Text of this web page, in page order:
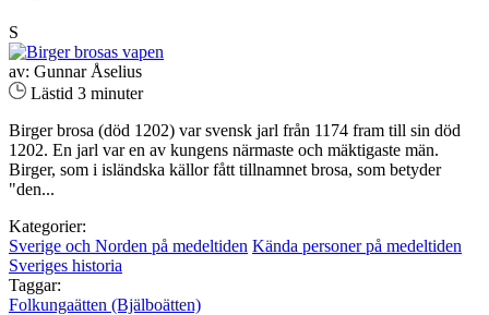
S
av: Gunnar Åselius
Lästid 3 minuter
Birger brosa (död 1202) var svensk jarl från 1174 fram till sin död
1202. En jarl var en av kungens närmaste och mäktigaste män.
Birger, som i isländska källor fått tillnamnet brosa, som betyder
"den...
Kategorier:
Sverige och Norden på medeltiden Kända personer på medeltiden
Sveriges historia
Taggar:
Folkungaätten (Bjälboätten)